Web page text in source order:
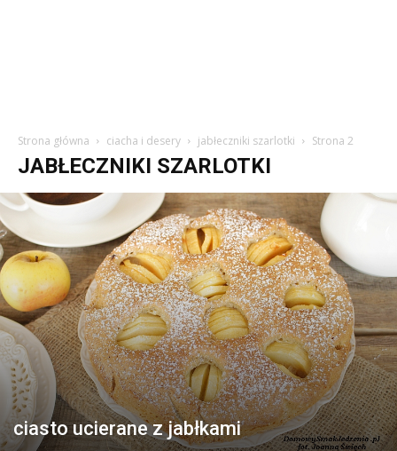
Strona główna ciacha i desery jabłeczniki szarlotki Strona 2
JABŁECZNIKI SZARLOTKI
ciasto ucierane z jabłkami